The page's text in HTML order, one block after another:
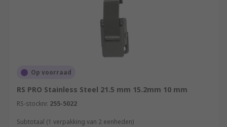
Op voorraad
RS PRO Stainless Steel 21.5 mm 15.2mm 10 mm
RS-stocknr. 255-5022
Subtotaal (1 verpakking van 2 eenheden)